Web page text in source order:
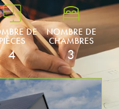
DE
PIÈCES
4
NOMBRE DE
CHAMBRES
3